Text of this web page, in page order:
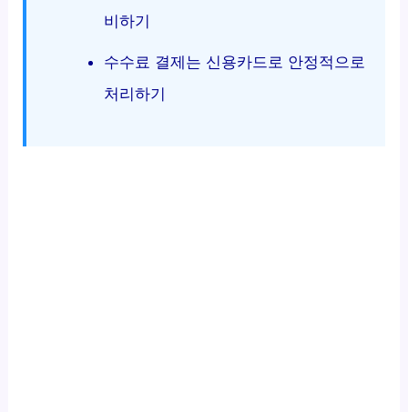
비하기
수수료 결제는 신용카드로 안정적으로
처리하기